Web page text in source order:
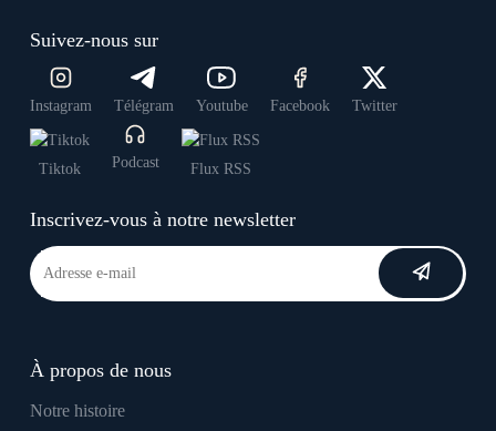
Suivez-nous sur
Instagram Télégram Youtube Facebook Twitter
Tiktok Podcast Flux RSS
Inscrivez-vous à notre newsletter
À propos de nous
Notre histoire